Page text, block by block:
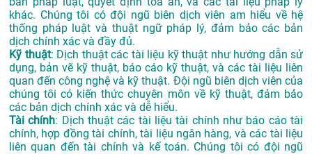
khác. Chúng tôi có đội ngũ biên dịch viên am hiểu về hệ
thống pháp luật và thuật ngữ pháp lý, đảm bảo các bản
dịch chính xác và đầy đủ.
Kỹ thuật: Dịch thuật các tài liệu kỹ thuật như hướng dẫn sử
dụng, bản vẽ kỹ thuật, báo cáo kỹ thuật, và các tài liệu liên
quan đến công nghệ và kỹ thuật. Đội ngũ biên dịch viên của
chúng tôi có kiến thức chuyên môn về kỹ thuật, đảm bảo
các bản dịch chính xác và dễ hiểu.
Tài chính: Dịch thuật các tài liệu tài chính như báo cáo tài
chính, hợp đồng tài chính, tài liệu ngân hàng, và các tài liệu
liên quan đến tài chính và kế toán. Chúng tôi có đội ngũ